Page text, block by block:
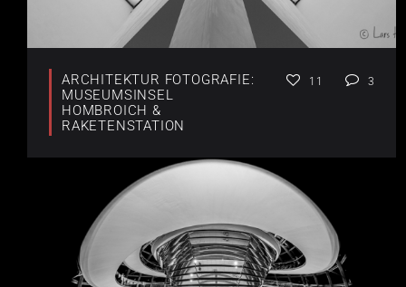
ARCHITEKTUR FOTOGRAFIE:
MUSEUMSINSEL
HOMBROICH &
RAKETENSTATION
11 3